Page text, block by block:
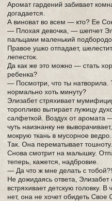
Аромат гардений забивает
догадается.
А виноват во всем — кто? Ее
— Плохая девочка, — шепчет
пальцами маленький
Правое ушко отпадает,
лепесток.
Да как же это можно — стать
ребенка?
— Посмотри, что ты натворила.
нормально хоть минуту?
Элизабет стряхивает
торопливо вытирает лужицу
салфеткой. Воздух от аромата
чуть наизнанку не
мокрую ткань в мусорное ведро.
Так. Она перематывает
Снова смотрит на малышку.
теперь, кажется, надбровие.
— Да что ж мне делать с тобой?!
Не дожидаясь ответа,
встряхивает детскую головку.
нет, она не хочет обидеть